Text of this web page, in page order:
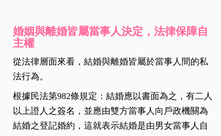
婚姻與離婚皆屬當事人決定，法律保障自
主權
從法律層面來看，結婚與離婚皆屬於當事人間的私
法行為。
根據民法第982條規定：結婚應以書面為之，有二人
以上證人之簽名，並應由雙方當事人向戶政機關為
結婚之登記婚約，這就表示結婚是由男女當事人自